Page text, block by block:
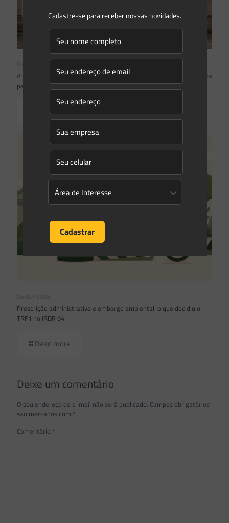
A inclusão de imóvel em inventário de patrimônio cultural não basta
para impor restrições ao direito de propriedade:
Read more
06/07/2026
Prescrição administrativa e embargo ambiental: o que decidiu o
TRF1 no IRDR 94
Read more
Deixe um comentário
O seu endereço de e-mail não será publicado. Campos obrigatórios
são marcados com *
Comentário *
Cadastre-se para receber nossas novidades.